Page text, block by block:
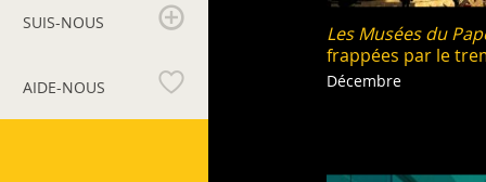
SUIS-NOUS
AIDE-NOUS
Les Musées du
frappées par le
Décembre